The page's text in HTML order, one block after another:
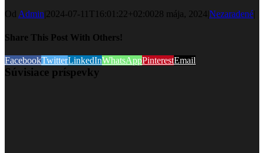
Od Admin|2024-07-11T16:01:22+02:0028 mája, 2024|Nezaradené|
Share This Post With Others!
FacebookTwitterLinkedInWhatsAppPinterestEmail
Súvisiace príspevky